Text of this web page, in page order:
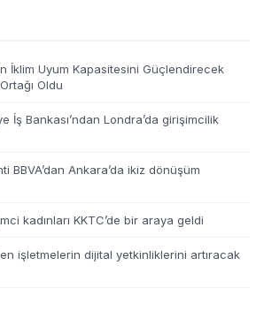
İklim Uyum Kapasitesini Güçlendirecek
Oldu
İş Bankası’ndan Londra’da girişimcilik
BBVA’dan Ankara’da ikiz dönüşüm
kadınları KKTC’de bir araya geldi
işletmelerin dijital yetkinliklerini artıracak